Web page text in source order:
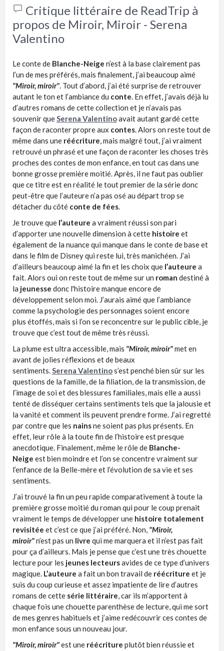
Critique littéraire de ReadTrip à
propos de Miroir, Miroir - Serena
Valentino
Le conte de Blanche-Neige n’està la base clairement pas
l’un de mes préférés, mais finalement, j’ai beaucoup aimé
"Miroir, miroir" Tout d’abord, j’ai été surprise de retrouver
autant le ton et l’ambiance du conte En effet, j’avais déjà lu
d’autres romans de cette collection et je n’avais pas
souvenir que Serena Valentinoavait autant gardé cette
façon de raconterpropreaux contes Alors on reste tout de
même dans une réécriture , mais malgré tout, j’ai vraiment
retrouvé un phrasé et une façon de raconter les choses très
proches des contes de mon enfance, en tout cas dans une
bonne grosse première moitié. Après, il ne faut pas oublier
que ce titre est en réalité le tout premier de la série donc
peut-être que l’auteure n’a pas osé au départ trop se
détacher du côté conte de fées
Je trouve que l’auteure a vraiment réussi son pari
d’apporter une nouvelle dimension à cette histoire et
également de la nuance qui manque dans le conte de base et
dans le film de Disney qui reste lui, très manichéen. J’ai
d’ailleurs beaucoup aimé la fin et les choix que l’auteure a
fait. Alors oui on reste tout de même sur un roman destiné à
la jeunesse donc l'histoire manque encore de
développement selon moi. J’aurais aimé que l’ambiance
comme la psychologie des personnages soient encore
plus étoffés, mais si l’on sereconcentresur le public cible, je
trouve que c’est tout de même très réussi.
La plume est ultra accessible, mais "Miroir, miroir"met en
avant de jolies réflexions et de beaux
sentiments. Serena Valentinos’est penché bien sûr sur les
questions de la famille, de la filiation, de la transmission, de
l’image de soi et des blessures familiales, mais elle a aussi
tenté de disséquer certains sentiments tels que la jalousie et
la vanité et comment ils peuvent prendre forme. J’ai regretté
par contre que les nainsne soient pas plus présents. En
effet, leur rôle à la toute fin de l’histoire est presque
anecdotique. Finalement, même le rôle de Blanche-
Neige est bien moindre et l’on se concentre vraiment sur
l’enfance de la Belle-mère et l’évolution de sa vie et ses
sentiments.
J’ai trouvé la fin un peu rapide comparativement à toute la
première grosse moitié du roman qui pour le coup prenait
vraiment le temps de développer une histoire totalement
revisitée et c’est ce que j’ai préféré. Non, "Miroir,
miroir"n’est pas un livre qui me marquera et il n’est pas fait
pour ça d’ailleurs. Mais je pense que c’est une très chouette
lecture pour les jeunes lecteursavides de ce type d’univers
magique. L’auteure a fait un bon travail de réécriture et je
suis du coup curieuse et assez impatiente de lire d’autres
romans de cette série littéraire , car ils m’apportent à
chaque fois une chouette parenthèse de lecture, qui me sort
de mes genres habituels et j’aime redécouvrir ces contes de
mon enfance sous un nouveau jour.
"Miroir, miroir"est une réécriture plutôt bien réussie et